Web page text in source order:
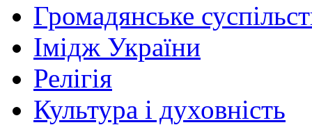
Громадянське
Імідж України
Релігія
Культура і духовність